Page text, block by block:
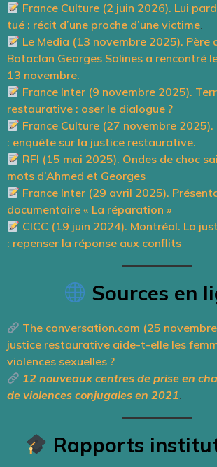
France Culture (2 juin 2026). Lui
tué : récit d’une proche d’une victime.
Le Media (13 novembre 2025). Père
Bataclan Georges Salines a rencontré
13 novembre.
France Inter (9 novembre 2025).
restaurative : oser le dialogue ?
France Culture (27 novembre 2025).
: enquête sur la justice restaurative.
RFI (15 mai 2025). Ondes de choc
mots d’Ahmed et Georges
France Inter (29 avril 2025).
documentaire « La réparation »
CICC (19 juin 2024). Montréal. La
: repenser la réponse aux conflits
Sources en
The conversation.com (25
justice restaurative aide-t-elle les
violences sexuelles ?
12 nouveaux centres de prise en
de violences conjugales en 2021.
Rapports